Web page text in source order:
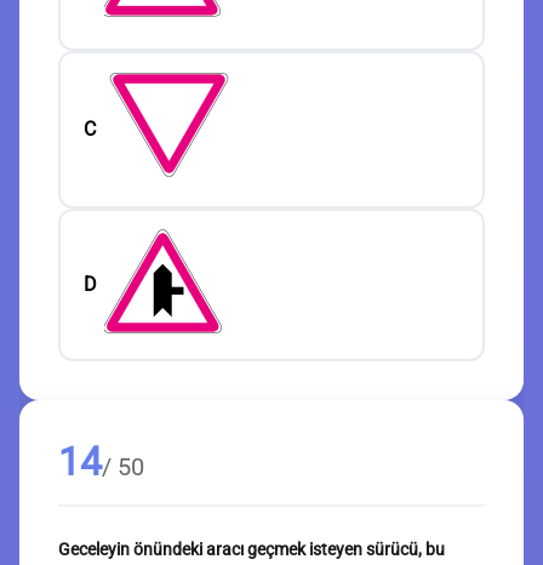
C
D
14/ 50
Geceleyin önündeki aracı geçmek isteyen sürücü, bu